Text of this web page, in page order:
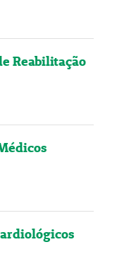
Reabilitação